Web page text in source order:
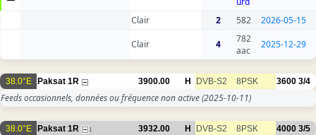
Clair 2 582
2026-05-15
Clair
4
782
aac
2025-12-29
38.0°E Paksat 1R 3900.00 H DVB-S2 8PSK 3600 3/4
Feeds occasionnels, données ou fréquence non active(2025-10-11)
38.0°E Paksat 1R 1 3932.00 H DVB-S2 8PSK 4000 3/5